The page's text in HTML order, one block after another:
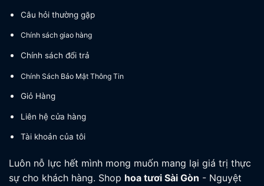
Câu hỏi thường gặp
Chính sách giao hàng
Chính sách đổi trả
Chính Sách Bảo Mật Thông Tin
Giỏ Hàng
Liên hệ cửa hàng
Tài khoản của tôi
Luôn nỗ lực hết mình mong muốn mang lại giá trị thực
sự cho khách hàng. Shop hoa tươi Sài Gòn - Nguyệt